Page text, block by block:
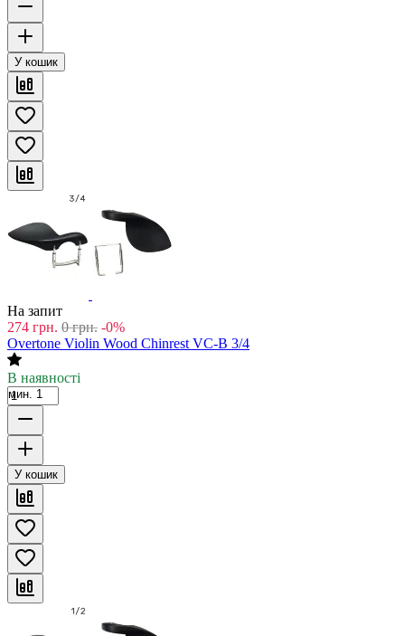
У кошик
На запит
274 грн. 0 грн. -0%
Overtone Violin Wood Chinrest VC-B 3/4
В наявності
мин. 1
У кошик